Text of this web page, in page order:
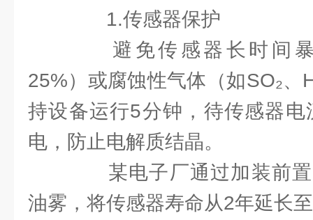
1.传感器保护
避免传感器长时间暴
25%）或腐蚀性气体（如SO₂、
持设备运行5分钟，待传感器
电，防止电解质结晶。
某电子厂通过加装前置
油雾，将传感器寿命从2年延长